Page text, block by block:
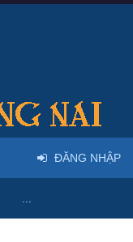
ĐĂNG NHẬP